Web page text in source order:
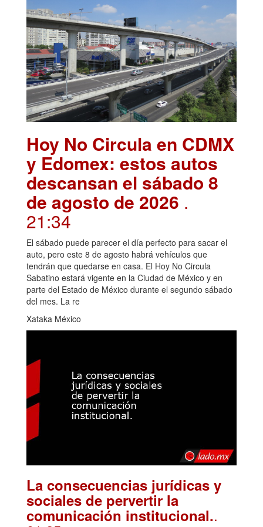
Hoy No Circula en CDMX
y Edomex: estos autos
descansan el sábado 8
de agosto de 2026 .
21:34
El sábado puede parecer el día perfecto para sacar el
auto, pero este 8 de agosto habrá vehículos que
tendrán que quedarse en casa. El Hoy No Circula
Sabatino estará vigente en la Ciudad de México y en
parte del Estado de México durante el segundo sábado
del mes. La re
Xataka México
La consecuencias jurídicas y
sociales de pervertir la
comunicación institucional..